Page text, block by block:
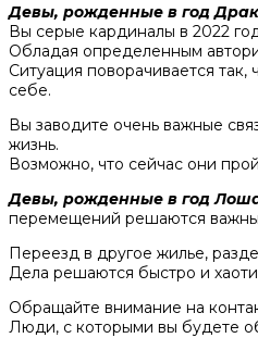
Девы, рожденные в год
Вы серые кардиналы в 2022
Обладая определенным
Ситуация поворачивается
себе.
Вы заводите очень важные
жизнь.
Возможно, что сейчас они
Девы, рожденные в год
перемещений решаются
Переезд в другое жилье,
Дела решаются быстро и
Обращайте внимание на
Люди, с которыми вы будете